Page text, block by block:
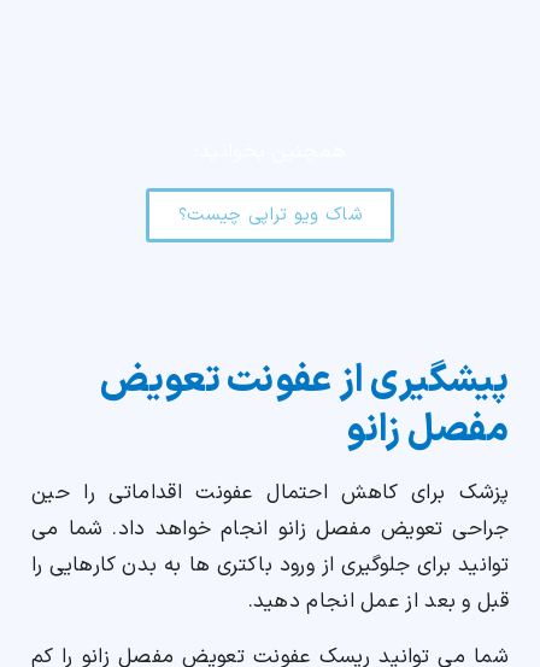
شاک ویو تراپی چیست؟
پیشگیری از عفونت تعویض
مفصل زانو
پزشک برای کاهش احتمال عفونت اقداماتی را حین
جراحی تعویض مفصل زانو انجام خواهد داد. شما می
توانید برای جلوگیری از ورود باکتری ها به بدن کارهایی را
قبل و بعد از عمل انجام دهید.
شما می توانید ریسک عفونت تعویض مفصل زانو را کم